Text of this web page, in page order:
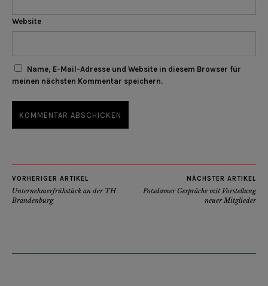
Website
Name, E-Mail-Adresse und Website in diesem Browser für
meinen nächsten Kommentar speichern.
VORHERIGER ARTIKEL
Unternehmerfrühstück an der TH
Brandenburg
NÄCHSTER ARTIKEL
Potsdamer Gespräche mit Vorstellung
neuer Mitglieder